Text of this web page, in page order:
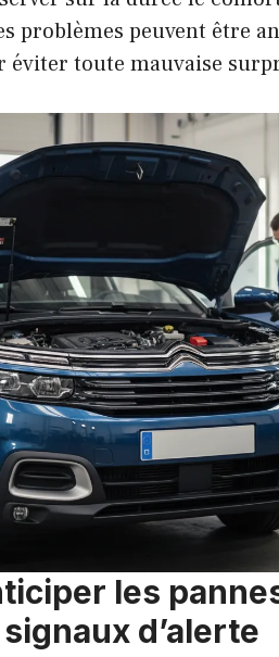
problèmes peuvent être
éviter toute mauvaise
les
d’alerte